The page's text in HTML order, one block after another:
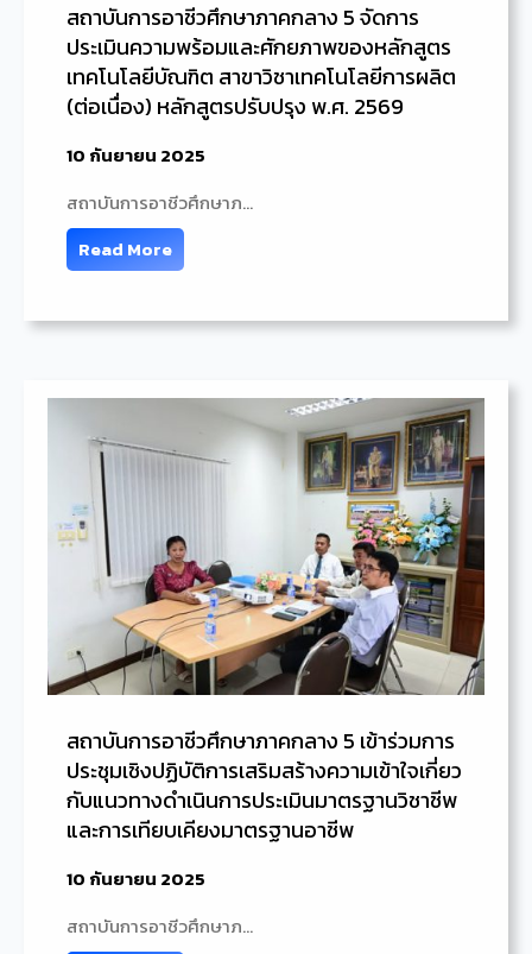
สถาบันการอาชีวศึกษาภาคกลาง 5 จัดการ
ประเมินความพร้อมและศักยภาพของหลักสูตร
เทคโนโลยีบัณฑิต สาขาวิชาเทคโนโลยีการผลิต
(ต่อเนื่อง) หลักสูตรปรับปรุง พ.ศ. 2569
10 กันยายน 2025
สถาบันการอาชีวศึกษาภ…
Read More
สถาบันการอาชีวศึกษาภาคกลาง 5 เข้าร่วมการ
ประชุมเชิงปฏิบัติการเสริมสร้างความเข้าใจเกี่ยว
กับแนวทางดำเนินการประเมินมาตรฐานวิชาชีพ
และการเทียบเคียงมาตรฐานอาชีพ
10 กันยายน 2025
สถาบันการอาชีวศึกษาภ…